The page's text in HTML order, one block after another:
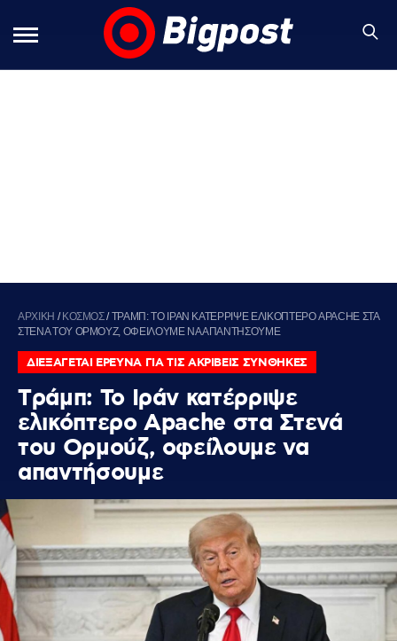
ΑΡΧΙΚΗ / ΚΟΣΜΟΣ/TΡΑΜΠ: ΤΟ ΙΡΑΝ ΚΑΤΕΡΡΙΨΕ ΕΛΙΚΟΠΤΕΡΟ APACHE ΣΤΑ
ΣΤΕΝΑ ΤΟΥ ΟΡΜΟΥΖ, ΟΦΕΙΛΟΥΜΕ ΝΑ ΑΠΑΝΤΗΣΟΥΜΕ
ΔΙΕΞΑΓΕΤΑΙ ΕΡΕΥΝΑ ΓΙΑ ΤΙΣ ΑΚΡΙΒΕΙΣ ΣΥΝΘΗΚΕΣ
Tράμπ: Το Ιράν κατέρριψε
ελικόπτερο Apache στα Στενά
του Ορμούζ, οφείλουμε να
απαντήσουμε